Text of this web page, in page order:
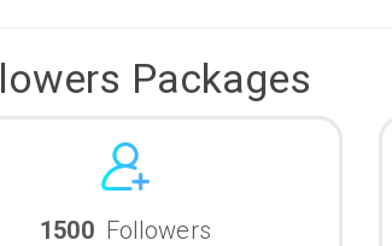
Packages
1500 Followers